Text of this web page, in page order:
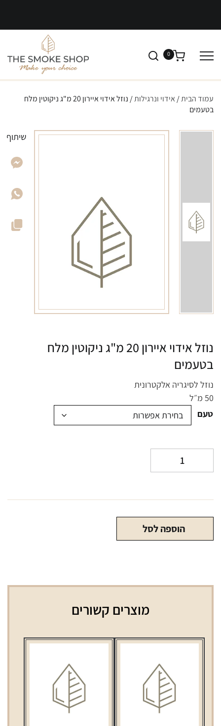
0
עמוד הבית/ אידוי ונרגילות
/ נוזל אידוי איירון 20 מ"ג ניקוטין מלח
בטעמים
נוזל אידוי איירון 20 מ"ג ניקוטין מלח
בטעמים
נוזל לסיגריה אלקטרונית
50 מ״ל
טעם
מ"ג
הוספה לסל
שיתוף
מוצרים קשורים